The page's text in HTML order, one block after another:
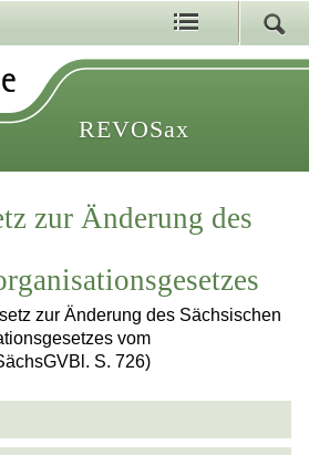
REVOSax
zur Änderung des
zur Änderung des Sächsischen
vom
S. 726)